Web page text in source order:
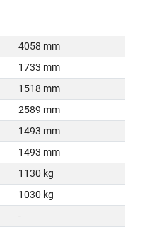
4058 mm
1733 mm
1518 mm
2589 mm
1493 mm
1493 mm
1130 kg
1030 kg
-